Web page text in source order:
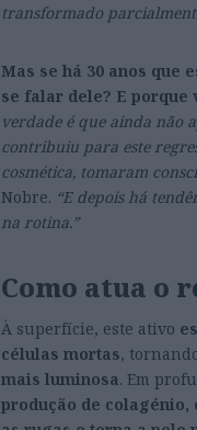
transformado
Mas se há 30 anos que
se falar dele? E
verdade é que ainda não
contribuiu para este
cosmética, tomaram
Nobre. “E depois há
na rotina.”
Como atua o
À superfície, este ativo
células mortas,
mais luminosa. Em
produção de